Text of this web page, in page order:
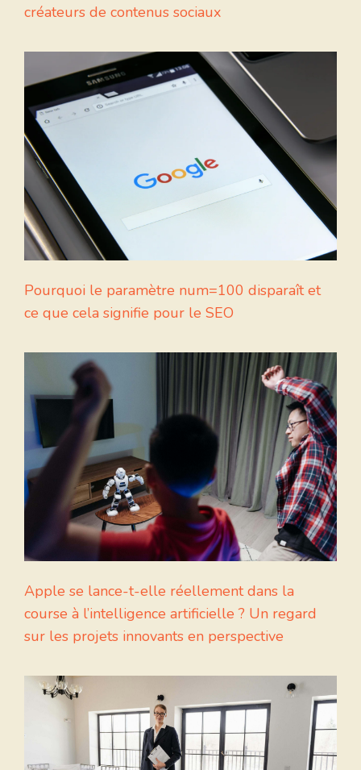
créateurs de contenus sociaux
Pourquoi le paramètre num=100 disparaît et
ce que cela signifie pour le SEO
Apple se lance-t-elle réellement dans la
course à l’intelligence artificielle ? Un regard
sur les projets innovants en perspective